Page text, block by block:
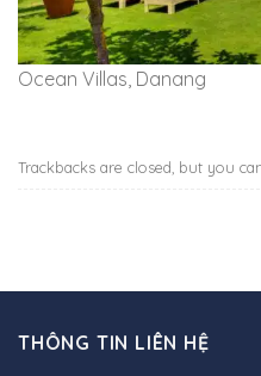
Ocean Villas, Danang
Trackbacks are closed, but you
THÔNG TIN LIÊN HỆ